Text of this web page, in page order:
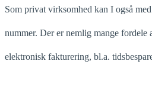
Som privat virksomhed kan I også
nummer. Der er nemlig mange fordele
elektronisk fakturering, bl.a.